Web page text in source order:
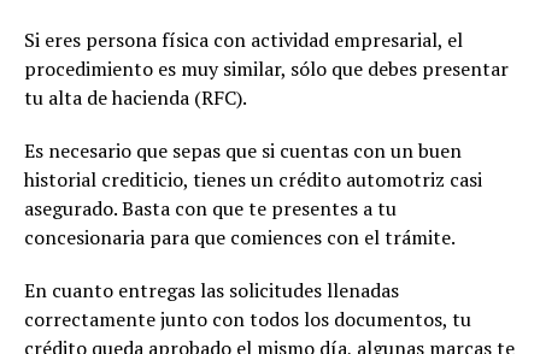
Si eres persona física con actividad empresarial, el
procedimiento es muy similar, sólo que debes presentar
tu alta de hacienda (RFC).
Es necesario que sepas que si cuentas con un buen
historial crediticio, tienes un crédito automotriz casi
asegurado. Basta con que te presentes a tu
concesionaria para que comiences con el trámite.
En cuanto entregas las solicitudes llenadas
correctamente junto con todos los documentos, tu
crédito queda aprobado el mismo día, algunas marcas te